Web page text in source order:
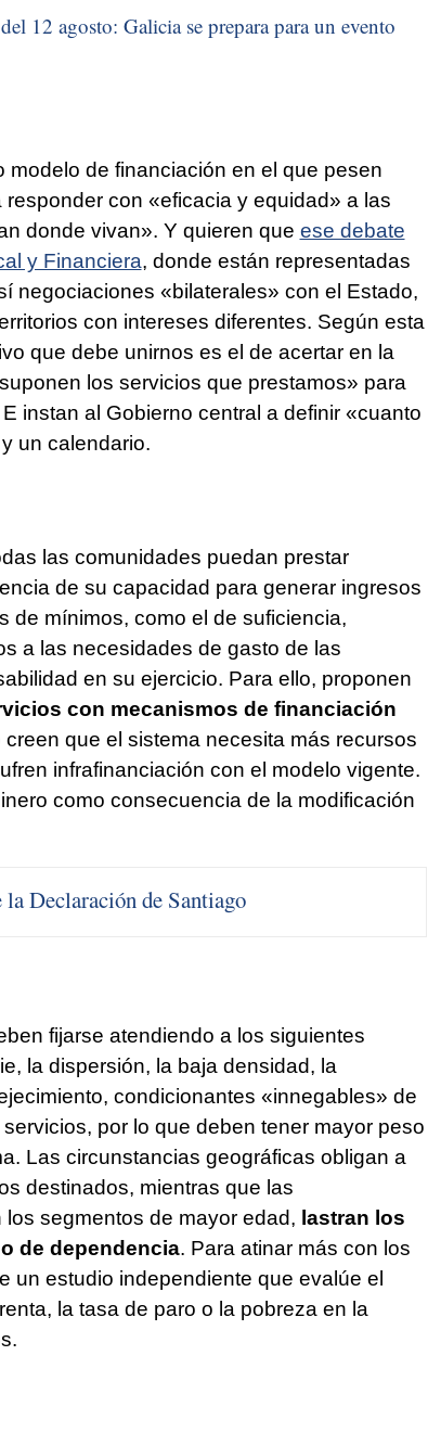
12 agosto: Galicia se prepara para un evento
de financiación en el que pesen
con «eficacia y equidad» a las
donde vivan». Y quieren que ese debate
y Financiera, donde están representadas
negociaciones «bilaterales» con el Estado,
con intereses diferentes. Según esta
que debe unirnos es el de acertar en la
los servicios que prestamos» para
E instan al Gobierno central a definir «cuanto
un calendario.
las comunidades puedan prestar
de su capacidad para generar ingresos
de mínimos, como el de suficiencia,
a las necesidades de gasto de las
en su ejercicio. Para ello, proponen
con mecanismos de financiación
creen que el sistema necesita más recursos
infrafinanciación con el modelo vigente.
como consecuencia de la modificación
Declaración de Santiago
fijarse atendiendo a los siguientes
la dispersión, la baja densidad, la
condicionantes «innegables» de
por lo que deben tener mayor peso
Las circunstancias geográficas obligan a
destinados, mientras que las
segmentos de mayor edad, lastran los
de dependencia. Para atinar más con los
un estudio independiente que evalúe el
la tasa de paro o la pobreza en la